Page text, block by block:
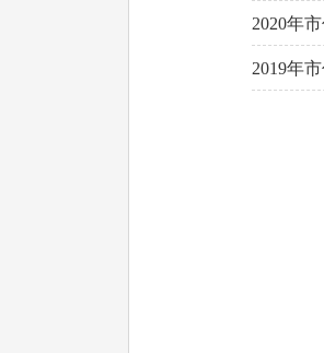
2020年
2019年